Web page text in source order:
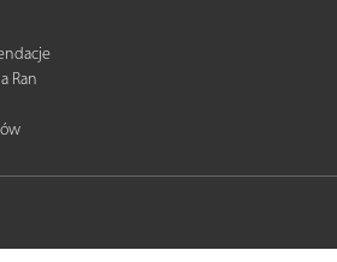
Ran